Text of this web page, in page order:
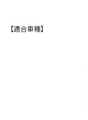
【適合車種】